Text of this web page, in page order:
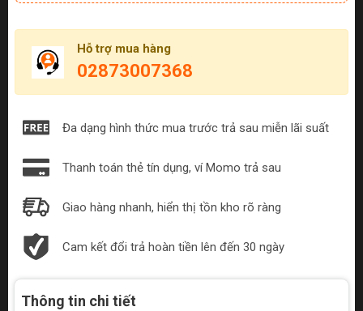
Hỗ trợ mua hàng
02873007368
Đa dạng hình thức mua trước trả sau miễn lãi suất
Thanh toán thẻ tín dụng, ví Momo trả sau
Giao hàng nhanh, hiển thị tồn kho rõ ràng
Cam kết đổi trả hoàn tiền lên đến 30 ngày
Thông tin chi tiết